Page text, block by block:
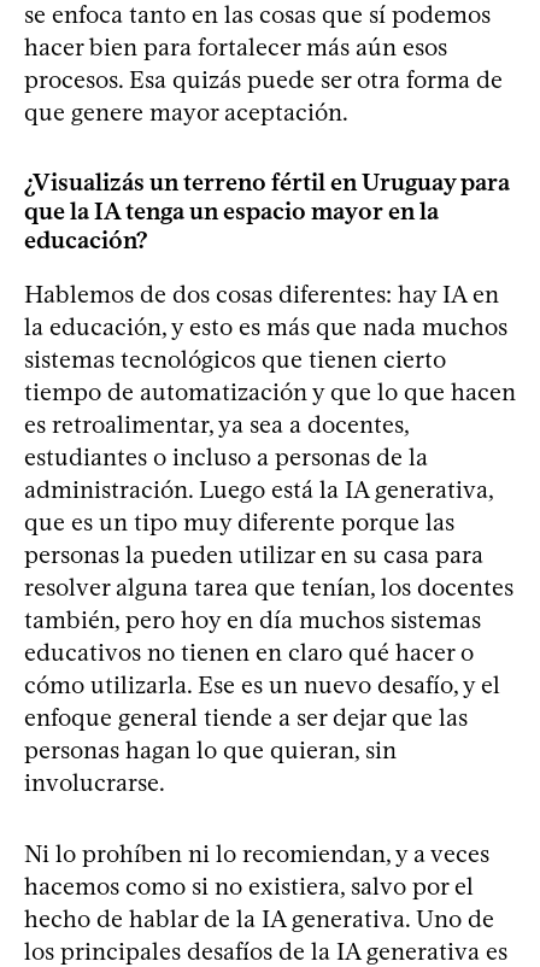
se enfoca tanto en las cosas que sí podemos
hacer bien para fortalecer más aún esos
procesos. Esa quizás puede ser otra forma de
que genere mayor aceptación.
¿Visualizás un terreno fértil en Uruguay para
que la IA tenga un espacio mayor en la
educación?
Hablemos de dos cosas diferentes: hay IA en
la educación, y esto es más que nada muchos
sistemas tecnológicos que tienen cierto
tiempo de automatización y que lo que hacen
es retroalimentar, ya sea a docentes,
estudiantes o incluso a personas de la
administración. Luego está la IA generativa,
que es un tipo muy diferente porque las
personas la pueden utilizar en su casa para
resolver alguna tarea que tenían, los docentes
también, pero hoy en día muchos sistemas
educativos no tienen en claro qué hacer o
cómo utilizarla. Ese es un nuevo desafío, y el
enfoque general tiende a ser dejar que las
personas hagan lo que quieran, sin
involucrarse.
Ni lo prohíben ni lo recomiendan, y a veces
hacemos como si no existiera, salvo por el
hecho de hablar de la IA generativa. Uno de
los principales desafíos de la IA generativa es